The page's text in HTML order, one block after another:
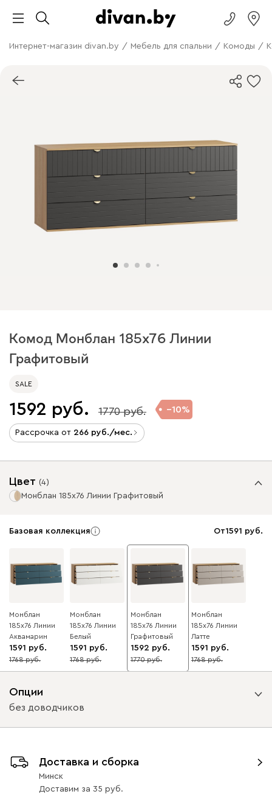
Интернет-магазин divan.by / Мебель для спальни / Комоды /
Комод Монблан 185x76 Линии
Графитовый
SALE
1592 1770 10
Рассрочка от 266 /мес.
Цвет (4)
Монблан 185x76 Линии Графитовый
Базовая коллекция От1591
Монблан
185x76 Линии
Аквамарин
1591
10
1768
Монблан
185x76 Линии
Белый
1591
10
1768
Монблан
185x76 Линии
Графитовый
1592
10
1770
Монблан
185x76 Линии
Латте
1591
10
1768
Опции
без доводчиков
без доводчиков с доводчиками
Доставка и сборка
Минск
Доставим за 35